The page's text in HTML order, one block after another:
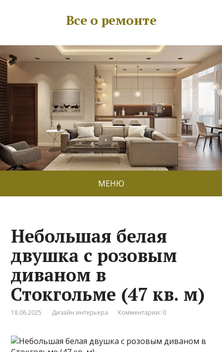
Все о ремонте
МЕНЮ
Небольшая белая
двушка с розовым
диваном в
Стокгольме (47 кв. м)
18.06.2025 Дизайн интерьера Комментарии: 0